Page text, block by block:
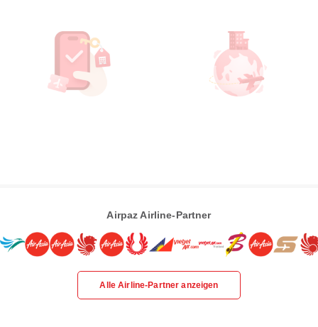
Airpaz Airline-Partner
Alle Airline-Partner anzeigen